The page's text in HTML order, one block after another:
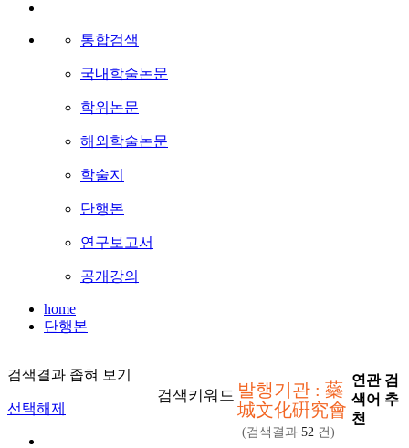
통합검색
국내학술논문
학위논문
해외학술논문
학술지
단행본
연구보고서
공개강의
home
단행본
검색결과 좁혀 보기
선택해제
검색키워드 발행기관 : 蘂
城文化硏究會
(검색결과52 건)
연관 검
색어 추
천